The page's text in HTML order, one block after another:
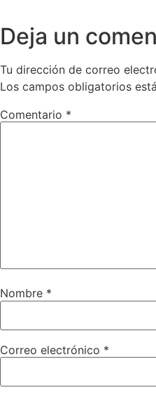
Deja un
Tu dirección de correo
Los campos obligatorios
Comentario *
Nombre *
Correo electrónico *